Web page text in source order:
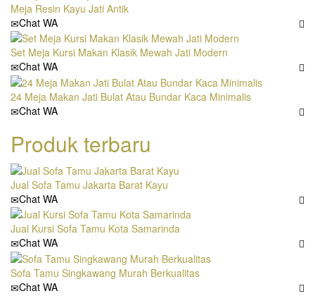
Meja Resin Kayu Jati Antik
Chat WA
Set Meja Kursi Makan Klasik Mewah Jati Modern
Chat WA
24 Meja Makan Jati Bulat Atau Bundar Kaca Minimalis
Chat WA
Produk terbaru
Jual Sofa Tamu Jakarta Barat Kayu
Chat WA
Jual Kursi Sofa Tamu Kota Samarinda
Chat WA
Sofa Tamu Singkawang Murah Berkualitas
Chat WA